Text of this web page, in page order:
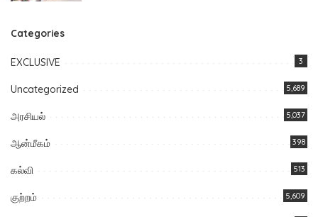
Categories
EXCLUSIVE 3
Uncategorized 5,689
அரசியல் 5,037
ஆன்மீகம் 398
கல்வி 513
குற்றம் 5,609